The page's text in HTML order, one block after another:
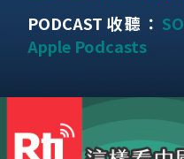
PODCAST收聽：
Apple Podcasts